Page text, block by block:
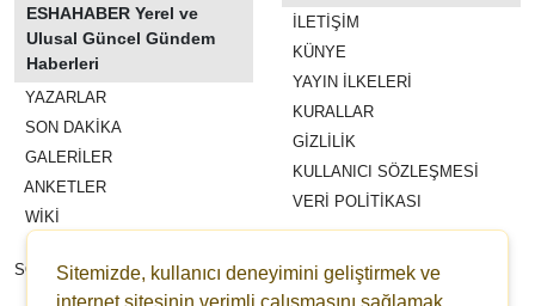
ESHAHABER Yerel ve
Ulusal Güncel Gündem
Haberleri
YAZARLAR
SON DAKİKA
GALERİLER
ANKETLER
WİKİ
SÖZLEŞMESI
ESHAHABER
İLETIŞIM
KÜNYE
YAYIN İLKELERI
KURALLAR
GIZLILIK
KULLANICI SÖZLEŞMESI
VERI POLITIKASI
Sitemizde, kullanıcı deneyimini geliştirmek ve
internet sitesinin verimli çalışmasını sağlamak